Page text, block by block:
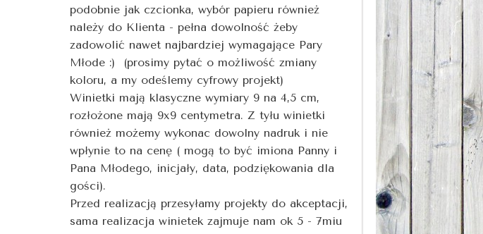
podobnie jak czcionka, wybór papieru również
należy do Klienta - pełna dowolność żeby
zadowolić nawet najbardziej wymagające Pary
Młode :) (prosimy pytać o możliwość zmiany
koloru, a my odeślemy cyfrowy projekt)
Winietki mają klasyczne wymiary 9 na 4,5 cm,
rozłożone mają 9x9 centymetra. Z tyłu winietki
również możemy wykonac dowolny nadruk i nie
wpłynie to na cenę ( mogą to być imiona Panny i
Pana Młodego, inicjały, data, podziękowania dla
gości).
Przed realizacją przesyłamy projekty do akceptacji,
sama realizacja winietek zajmuje nam ok 5 - 7miu